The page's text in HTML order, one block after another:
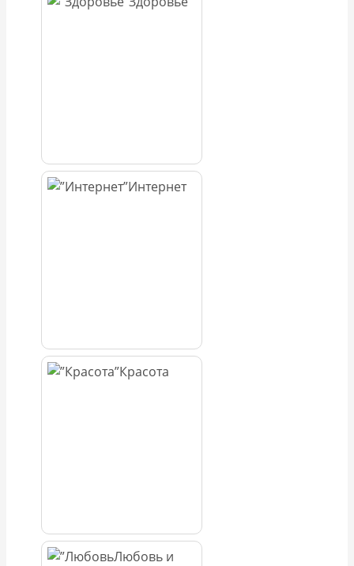
Интернет
Красота
Любовь и